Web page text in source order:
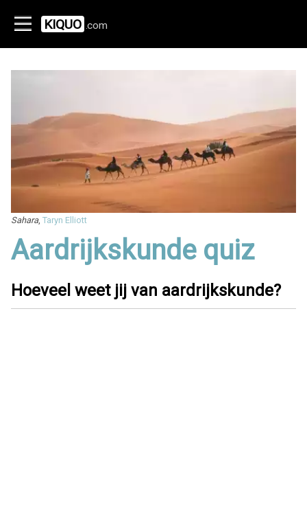
KIQUO .com
Sahara, Taryn Elliott
Aardrijkskunde quiz
Hoeveel weet jij van aardrijkskunde?